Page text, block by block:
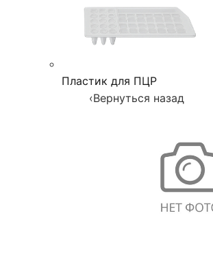
Пластик для ПЦР
‹Вернуться назад